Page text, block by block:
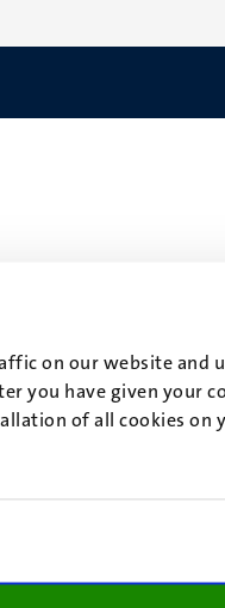
on our website
you have given your
of all cookies